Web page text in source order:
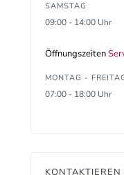
SAMSTAG
09:00 - 14:00 Uhr
Öffnungszeiten
MONTAG -
07:00 - 18:00 Uhr
KONTAKTIEREN